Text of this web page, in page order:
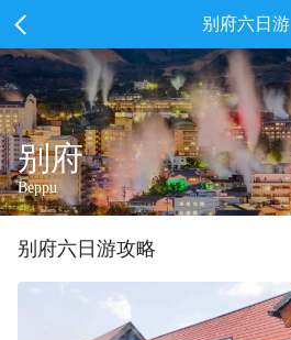
别府六日游
别府
Beppu
别府六 日游攻略